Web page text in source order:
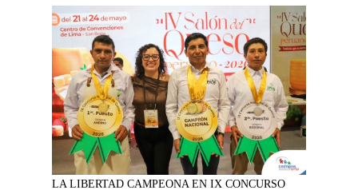
LA LIBERTAD CAMPEONA EN IX CONCURSO